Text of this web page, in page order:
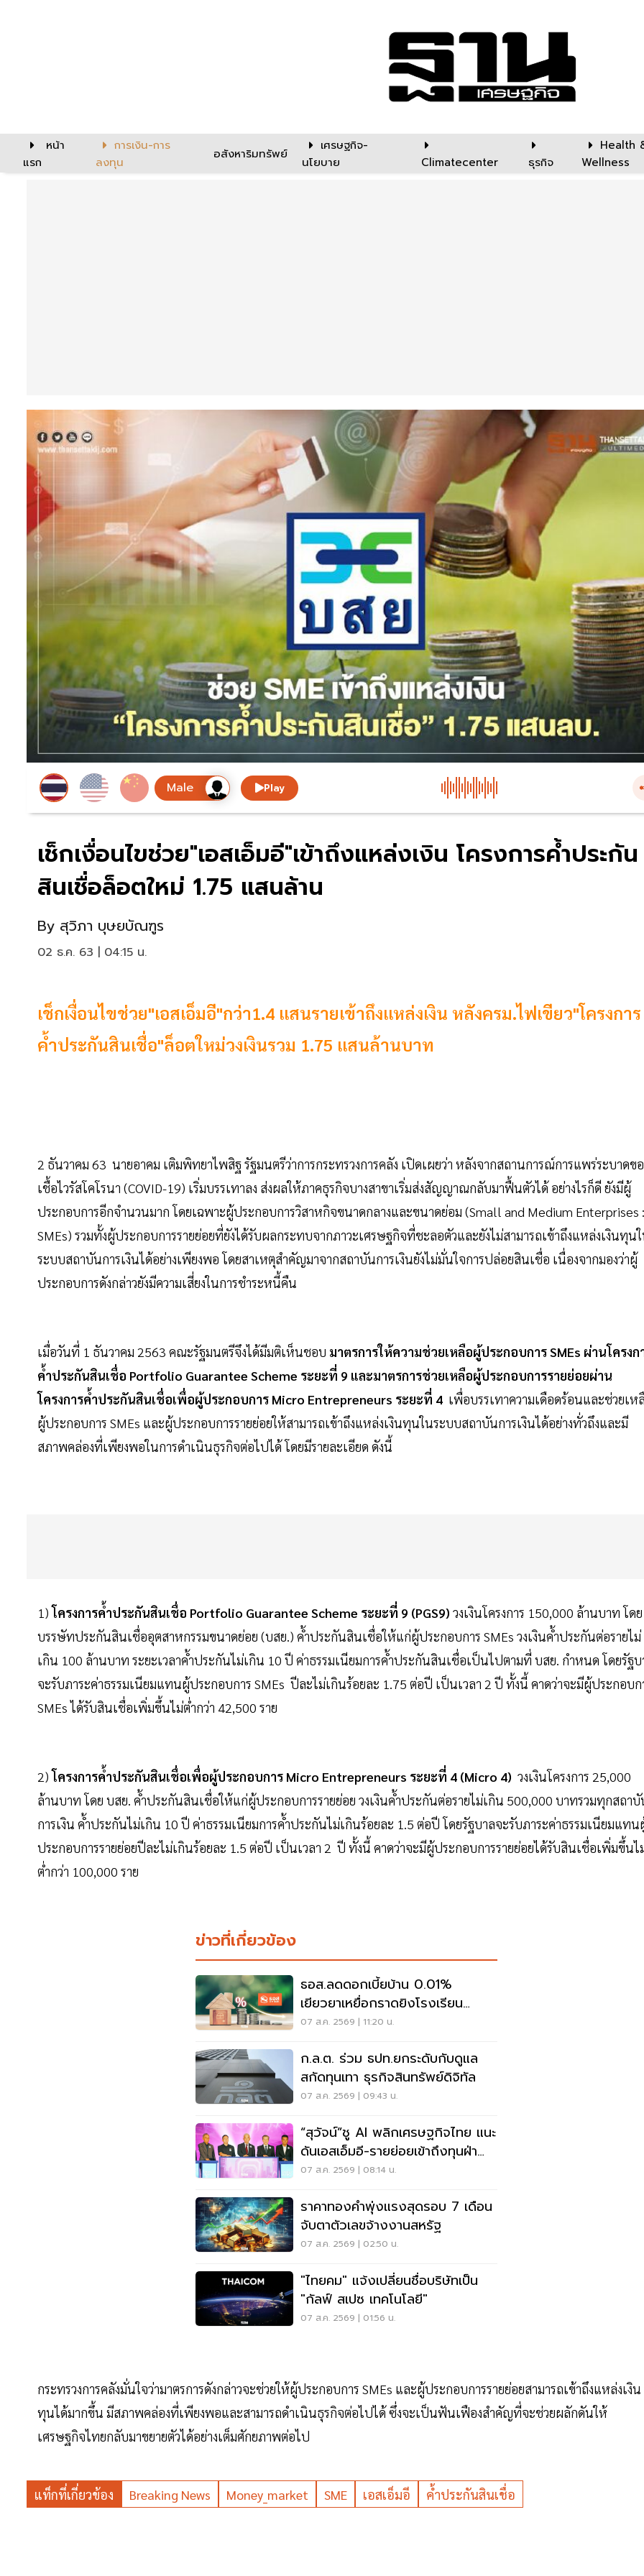
หน้า
แรก
การเงิน-การ
ลงทุน
อสังหาริมทรัพย์
เศรษฐกิจ-
นโยบาย
Climatecenter ธุรกิจ
Health
Wellness
Play
เช็กเงื่อนไขช่วย"เอสเอ็มอี"เข้าถึงแหล่งเงิน โครงการค้ำประกัน
สินเชื่อล็อตใหม่ 1.75 แสนล้าน
By สุวิภา บุษยบัณฑูร
02 ธ.ค. 63 | 04:15 น.
เช็กเงื่อนไขช่วย"เอสเอ็มอี"กว่า1.4 แสนรายเข้าถึงแหล่งเงิน หลังครม.ไฟเขียว"โครงการ
ค้ำประกันสินเชื่อ"ล็อตใหม่วงเงินรวม 1.75 แสนล้านบาท
2 ธันวาคม 63 นายอาคม เติมพิทยาไพสิฐ รัฐมนตรีว่าการกระทรวงการคลัง เปิดเผยว่า หลังจากสถานการณ์การแพร่ระบาดข
เชื้อไวรัสโคโรนา (COVID-19) เริ่มบรรเทาลง ส่งผลให้ภาคธุรกิจบางสาขาเริ่มส่งสัญญาณกลับมาฟื้นตัวได้ อย่างไรก็ดี ยังมีผู้
ประกอบการอีกจำนวนมาก โดยเฉพาะผู้ประกอบการวิสาหกิจขนาดกลางและขนาดย่อม (Small and Medium Enterprises :
SMEs) รวมทั้งผู้ประกอบการรายย่อยที่ยังได้รับผลกระทบจากภาวะเศรษฐกิจที่ชะลอตัวและยังไม่สามารถเข้าถึงแหล่งเงินทุน
ระบบสถาบันการเงินได้อย่างเพียงพอ โดยสาเหตุสำคัญมาจากสถาบันการเงินยังไม่มั่นใจการปล่อยสินเชื่อ เนื่องจากมองว่าผู้
ประกอบการดังกล่าวยังมีความเสี่ยงในการชำระหนี้คืน
เมื่อวันที่ 1 ธันวาคม 2563 คณะรัฐมนตรีจึงได้มีมติเห็นชอบ มาตรการให้ความช่วยเหลือผู้ประกอบการ SMEs ผ่านโครงก
ค้ำประกันสินเชื่อ Portfolio Guarantee Scheme ระยะที่ 9 และมาตรการช่วยเหลือผู้ประกอบการรายย่อยผ่าน
โครงการค้ำประกันสินเชื่อเพื่อผู้ประกอบการ Micro Entrepreneurs ระยะที่ 4 เพื่อบรรเทาความเดือดร้อนและช่วยเห
ผู้ประกอบการ SMEs และผู้ประกอบการรายย่อยให้สามารถเข้าถึงแหล่งเงินทุนในระบบสถาบันการเงินได้อย่างทั่วถึงและมี
สภาพคล่องที่เพียงพอในการดำเนินธุรกิจต่อไปได้ โดยมีรายละเอียด ดังนี้
1)โครงการค้ำประกันสินเชื่อ Portfolio Guarantee Scheme ระยะที่ 9 (PGS9) วงเงินโครงการ 150,000 ล้านบาท โดย
บรรษัทประกันสินเชื่ออุตสาหกรรมขนาดย่อย (บสย.) ค้ำประกันสินเชื่อให้แก่ผู้ประกอบการ SMEs วงเงินค้ำประกันต่อรายไม่
เกิน 100 ล้านบาท ระยะเวลาค้ำประกันไม่เกิน 10 ปี ค่าธรรมเนียมการค้ำประกันสินเชื่อเป็นไปตามที่ บสย. กำหนด โดยรัฐบ
จะรับภาระค่าธรรมเนียมแทนผู้ประกอบการ SMEs ปีละไม่เกินร้อยละ 1.75 ต่อปี เป็นเวลา 2 ปี ทั้งนี้ คาดว่าจะมีผู้ประกอบก
SMEs ได้รับสินเชื่อเพิ่มขึ้นไม่ต่ำกว่า 42,500 ราย
2)โครงการค้ำประกันสินเชื่อเพื่อผู้ประกอบการ Micro Entrepreneurs ระยะที่ 4 (Micro 4) วงเงินโครงการ 25,000
ล้านบาท โดย บสย. ค้ำประกันสินเชื่อให้แก่ผู้ประกอบการรายย่อย วงเงินค้ำประกันต่อรายไม่เกิน 500,000 บาทรวมทุกสถา
การเงิน ค้ำประกันไม่เกิน 10 ปี ค่าธรรมเนียมการค้ำประกันไม่เกินร้อยละ 1.5 ต่อปี โดยรัฐบาลจะรับภาระค่าธรรมเนียมแทน
ประกอบการรายย่อยปีละไม่เกินร้อยละ 1.5 ต่อปี เป็นเวลา 2 ปี ทั้งนี้ คาดว่าจะมีผู้ประกอบการรายย่อยได้รับสินเชื่อเพิ่มขึ้นไ
ต่ำกว่า 100,000 ราย
ข่าวที่เกี่ยวข้อง
ธอส.ลดดอกเบี้ยบ้าน 0.01%
เยียวยาเหยื่อกราดยิงโรงเรียน
จ.นนทบุรี
07 ส.ค. 2569 | 11:20 น.
ก.ล.ต. ร่วม ธปท.ยกระดับกับดูแล
สกัดทุนเทา ธุรกิจสินทรัพย์ดิจิทัล
07 ส.ค. 2569 | 09:43 น.
“สุวัจน์”ชู AI พลิกเศรษฐกิจไทย แนะ
ดันเอสเอ็มอี-รายย่อยเข้าถึงทุนฝ่า
วิกฤต
07 ส.ค. 2569 | 08:14 น.
ราคาทองคำพุ่งแรงสุดรอบ 7 เดือน
จับตาตัวเลขจ้างงานสหรัฐ
07 ส.ค. 2569 | 02:50 น.
"ไทยคม" แจ้งเปลี่ยนชื่อบริษัทเป็น
"กัลฟ์ สเปซ เทคโนโลยี"
07 ส.ค. 2569 | 01:56 น.
กระทรวงการคลังมั่นใจว่ามาตรการดังกล่าวจะช่วยให้ผู้ประกอบการ SMEs และผู้ประกอบการรายย่อยสามารถเข้าถึงแหล่งเงิน
ทุนได้มากขึ้น มีสภาพคล่องที่เพียงพอและสามารถดำเนินธุรกิจต่อไปได้ ซึ่งจะเป็นฟันเฟืองสำคัญที่จะช่วยผลักดันให้
เศรษฐกิจไทยกลับมาขยายตัวได้อย่างเต็มศักยภาพต่อไป
แท็กที่เกี่ยวข้อง Breaking News Money_market SME เอสเอ็มอี ค้ำประกันสินเชื่อ